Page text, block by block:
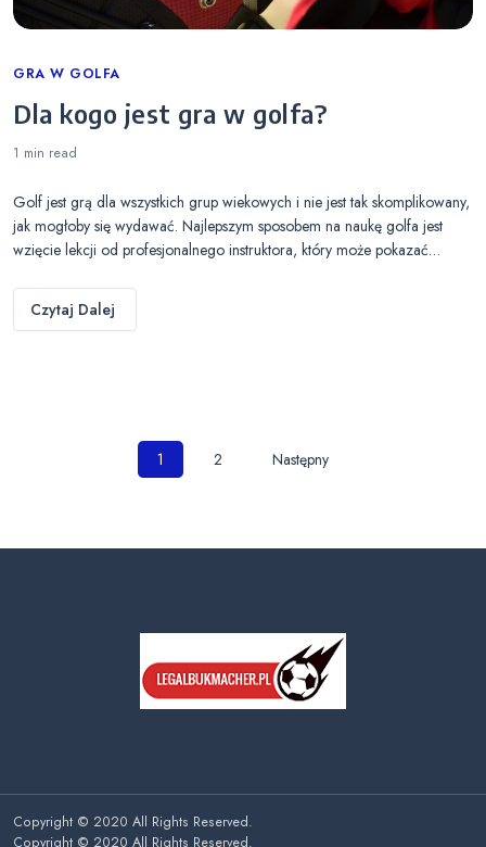
Categories
GRA W GOLFA
Dla kogo jest gra w golfa?
1 min read
Golf jest grą dla wszystkich grup wiekowych i nie jest tak skomplikowany,
jak mogłoby się wydawać. Najlepszym sposobem na naukę golfa jest
wzięcie lekcji od profesjonalnego instruktora, który może pokazać…
Czytaj Dalej
Nawigacja
1 2 Następny
Copyright © 2020 All Rights Reserved.
Copyright © 2020 All Rights Reserved.